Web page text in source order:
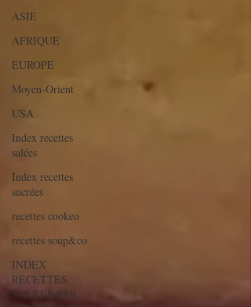
ASIE
AFRIQUE
EUROPE
Moyen-Orient
USA
Index recettes
salées
Index recettes
sucrées
recettes cookeo
recettes soup&co
INDEX
RECETTES
SALEES PAR